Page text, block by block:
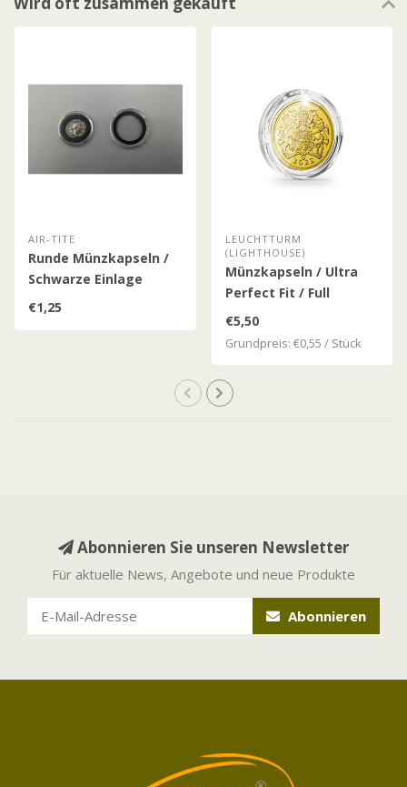
AIR-TITE
Runde Münzkapseln /
Schwarze Einlage
€1,25
LEUCHTTURM
(LIGHTHOUSE)
Münzkapseln / Ultra
Perfect Fit / Full
Sovereign (22,05 mm)
€5,50
Grundpreis: €0,55 / Stück
Abonnieren Sie unseren Newsletter
Für aktuelle News, Angebote und neue Produkte
Abonnieren